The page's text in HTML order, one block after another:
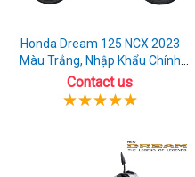
Honda Dream 125 NCX 2023
Màu Trắng, Nhập Khẩu Chính
Hãng
Contact us